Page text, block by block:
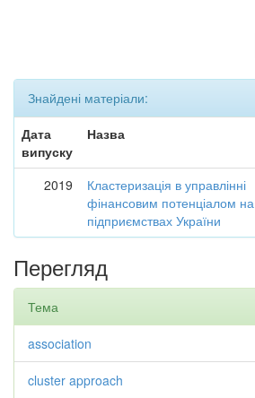
Знайдені матеріали:
Дата
випуску
Назва
2019
Кластеризація в управлінні
фінансовим потенціалом на
підприємствах України
Перегляд
Тема
association
cluster approach